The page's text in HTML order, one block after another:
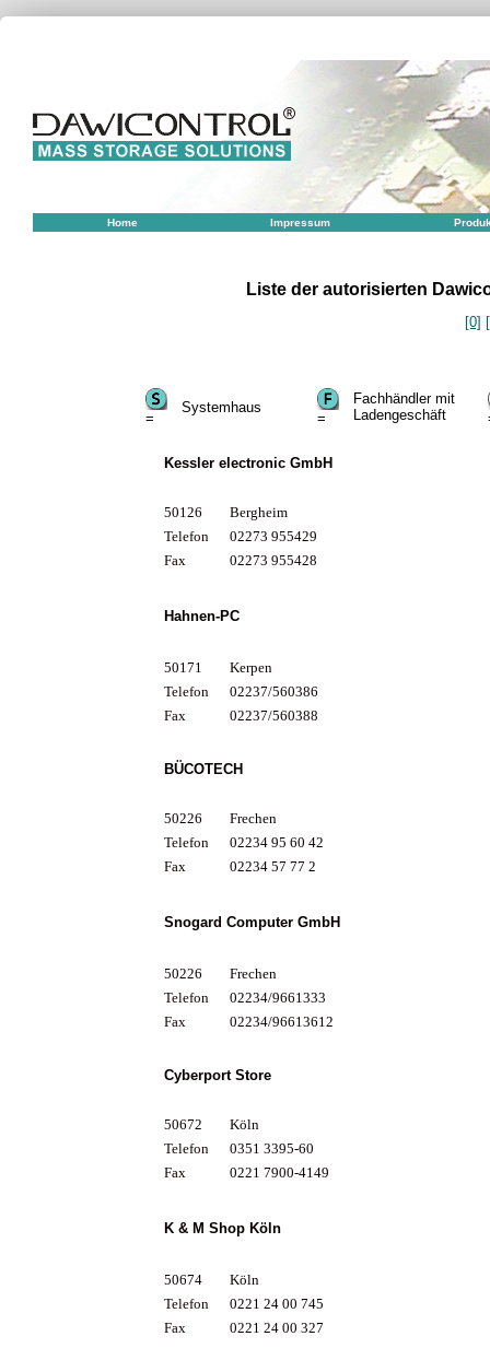
Home Impressum
Liste der autorisierten
[0]
=
Systemhaus
=
Fachhändler mit
Ladengeschäft
Kessler electronic GmbH
50126
Bergheim
Telefon
02273 955429
Fax
02273 955428
Hahnen-PC
50171
Kerpen
Telefon
02237/560386
Fax
02237/560388
BÜCOTECH
50226
Frechen
Telefon
02234 95 60 42
Fax
02234 57 77 2
Snogard Computer GmbH
50226
Frechen
Telefon
02234/9661333
Fax
02234/96613612
Cyberport Store
50672
Köln
Telefon
0351 3395-60
Fax
0221 7900-4149
K & M Shop Köln
50674
Köln
Telefon
0221 24 00 745
Fax
0221 24 00 327